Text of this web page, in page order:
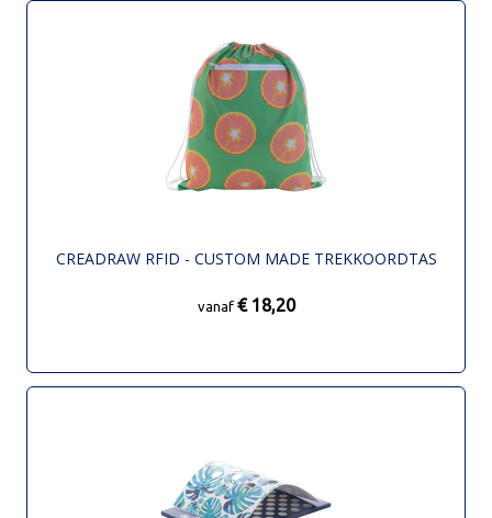
CREADRAW RFID - CUSTOM MADE TREKKOORDTAS
vanaf € 18,20